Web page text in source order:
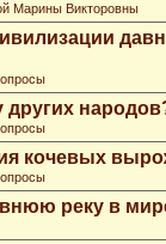
Марины Викторовны
других
кочевых
реку в